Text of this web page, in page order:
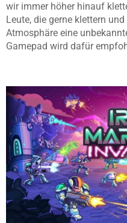
wir immer höher hinauf
Leute, die gerne klettern
Atmosphäre eine
Gamepad wird dafür